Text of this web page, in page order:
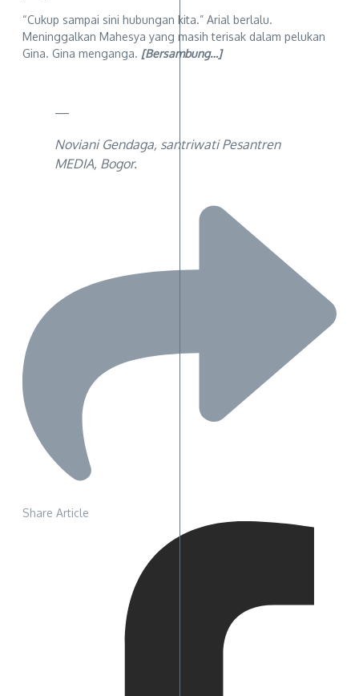
“Cukup sampai sini hubungan kita.” Arial berlalu.
Meninggalkan Mahesya yang masih terisak dalam pelukan
Gina. Gina menganga. [Bersambung…]
—
Noviani Gendaga, santriwati Pesantren
MEDIA, Bogor.
Share Article